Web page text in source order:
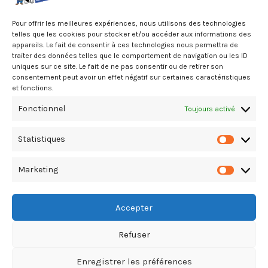
Pour offrir les meilleures expériences, nous utilisons des technologies
telles que les cookies pour stocker et/ou accéder aux informations des
appareils. Le fait de consentir à ces technologies nous permettra de
traiter des données telles que le comportement de navigation ou les ID
uniques sur ce site. Le fait de ne pas consentir ou de retirer son
consentement peut avoir un effet négatif sur certaines caractéristiques
et fonctions.
Fonctionnel Toujours activé
Statistiques
Marketing
Accepter
Refuser
Enregistrer les préférences
TOP OCÉAN INDIEN Le Port –
Ouest, Le Port, A la Réunion